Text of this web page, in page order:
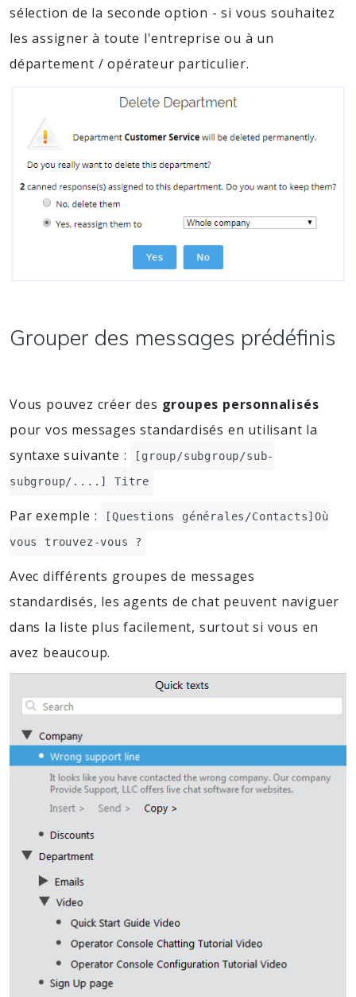
sélection de la seconde option - si vous souhaitez
les assigner à toute l'entreprise ou à un
département / opérateur particulier.
Grouper des messages prédéfinis
Vous pouvez créer des groupes personnalisés
pour vos messages standardisés en utilisant la
syntaxe suivante :
[group/subgroup/sub-
subgroup/....] Titre
Par exemple :
[Questions générales/Contacts]Où
vous trouvez-vous ?
Avec différents groupes de messages
standardisés, les agents de chat peuvent naviguer
dans la liste plus facilement, surtout si vous en
avez beaucoup.